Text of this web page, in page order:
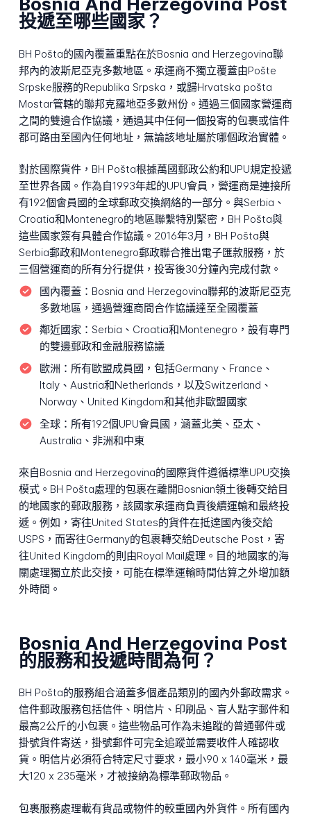
投遞至哪些國家？
BH Pošta的國內覆蓋重點在於Bosnia and Herzegovina聯
邦內的波斯尼亞克多數地區。承運商不獨立覆蓋由Pošte
Srpske服務的Republika Srpska，或歸Hrvatska pošta
Mostar管轄的聯邦克羅地亞多數州份。通過三個國家營運商
之間的雙邊合作協議，通過其中任何一個投寄的包裹或信件
都可路由至國內任何地址，無論該地址屬於哪個政治實體。
對於國際貨件，BH Pošta根據萬國郵政公約和UPU規定投遞
至世界各國。作為自1993年起的UPU會員，營運商是連接所
有192個會員國的全球郵政交換網絡的一部分。與Serbia、
Croatia和Montenegro的地區聯繫特別緊密，BH Pošta與
這些國家簽有具體合作協議。2016年3月，BH Pošta與
Serbia郵政和Montenegro郵政聯合推出電子匯款服務，於
三個營運商的所有分行提供，投寄後30分鐘內完成付款。
國內覆蓋： Bosnia and Herzegovina聯邦的波斯尼亞克
多數地區，通過營運商間合作協議達至全國覆蓋
鄰近國家： Serbia、Croatia和Montenegro，設有專門
的雙邊郵政和金融服務協議
歐洲： 所有歐盟成員國，包括Germany、France、
Italy、Austria和Netherlands，以及Switzerland、
Norway、United Kingdom和其他非歐盟國家
全球： 所有192個UPU會員國，涵蓋北美、亞太、
Australia、非洲和中東
來自Bosnia and Herzegovina的國際貨件遵循標準UPU交換
模式。BH Pošta處理的包裹在離開Bosnian領土後轉交給目
的地國家的郵政服務，該國家承運商負責後續運輸和最終投
遞。例如，寄往United States的貨件在抵達國內後交給
USPS，而寄往Germany的包裹轉交給Deutsche Post，寄
往United Kingdom的則由Royal Mail處理。目的地國家的海
關處理獨立於此交接，可能在標準運輸時間估算之外增加額
外時間。
Bosnia And Herzegovina Post
的服務和投遞時間為何？
BH Pošta的服務組合涵蓋多個產品類別的國內外郵政需求。
信件郵政服務包括信件、明信片、印刷品、盲人點字郵件和
最高2公斤的小包裹。這些物品可作為未追蹤的普通郵件或
掛號貨件寄送，掛號郵件可完全追蹤並需要收件人確認收
貨。明信片必須符合特定尺寸要求，最小90 x 140毫米，最
大120 x 235毫米，才被接納為標準郵政物品。
包裹服務處理載有貨品或物件的較重國內外貨件。所有國內